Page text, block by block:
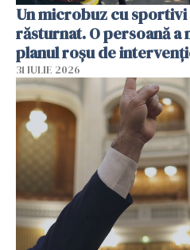
Un microbuz cu sportivi
răsturnat. O persoană
planul roșu de
31 IULIE 2026